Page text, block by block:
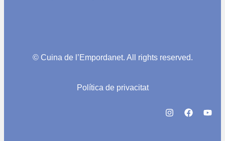
© Cuina de l’Empordanet. All rights reserved.
Política de privacitat